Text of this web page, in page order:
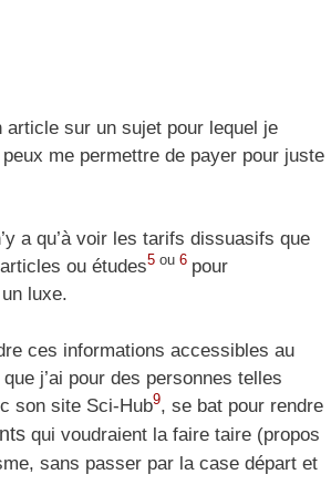
sur un sujet pour lequel je
me permettre de payer pour juste
a qu’à voir les tarifs dissuasifs que
ou études5 ou 6 pour
luxe.
ces informations accessibles au
j’ai pour des personnes telles
son site Sci-Hub9, se bat pour rendre
qui voudraient la faire taire (propos
sans passer par la case départ et